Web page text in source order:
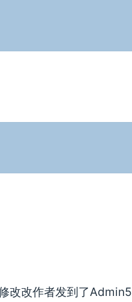
改改作者发到了Admin5